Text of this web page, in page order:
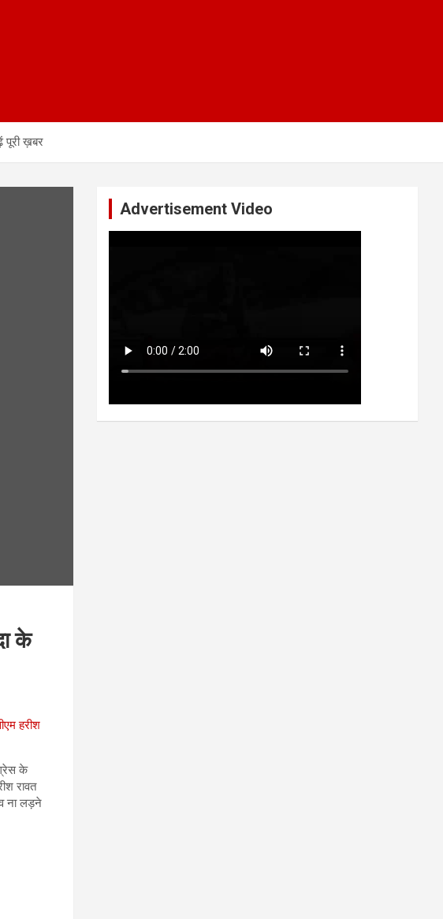
पूरी ख़बर
के
हरीश
के
रावत
ना लड़ने
Advertisement Video